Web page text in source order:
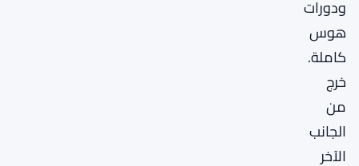
ودورات
هوس
كاملة.
خرج
من
الجانب
الآخر